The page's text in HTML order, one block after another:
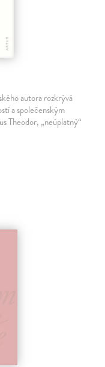
autora rozkrývá
a společenským
Theodor, „neúplatný“